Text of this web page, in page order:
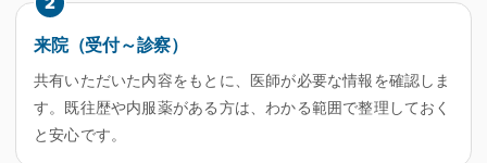
来院（受付～診察）
共有いただいた内容をもとに、医師が必要な情報を確認しま
す。既往歴や内服薬がある方は、わかる範囲で整理しておく
と安心です。